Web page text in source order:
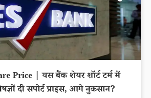
Price | यस बैंक शेयर शॉर्ट टर्म में
दी सपोर्ट प्राइस, आगे नुकसान?